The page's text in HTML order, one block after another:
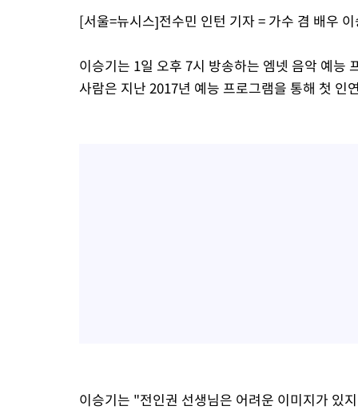
"얼마나 더웠으면"…안동 물길공원서 헤엄친 구렁이 '소동'
[서울=뉴시스]전수민 인턴 기자 = 가수 겸 배우
이승기는 1일 오후 7시 방송하는 엠넷 음악 예
사람은 지난 2017년 예능 프로그램을 통해 첫 인
이승기는 "전인권 선생님은 어려운 이미지가 있